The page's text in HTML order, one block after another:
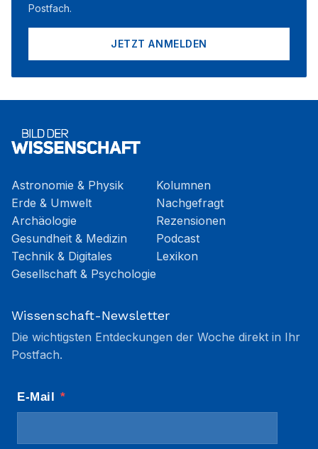
Postfach.
JETZT ANMELDEN
Astronomie & Physik
Erde & Umwelt
Archäologie
Gesundheit & Medizin
Technik & Digitales
Gesellschaft & Psychologie
Kolumnen
Nachgefragt
Rezensionen
Podcast
Lexikon
Wissenschaft-Newsletter
Die wichtigsten Entdeckungen der Woche direkt in Ihr
Postfach.